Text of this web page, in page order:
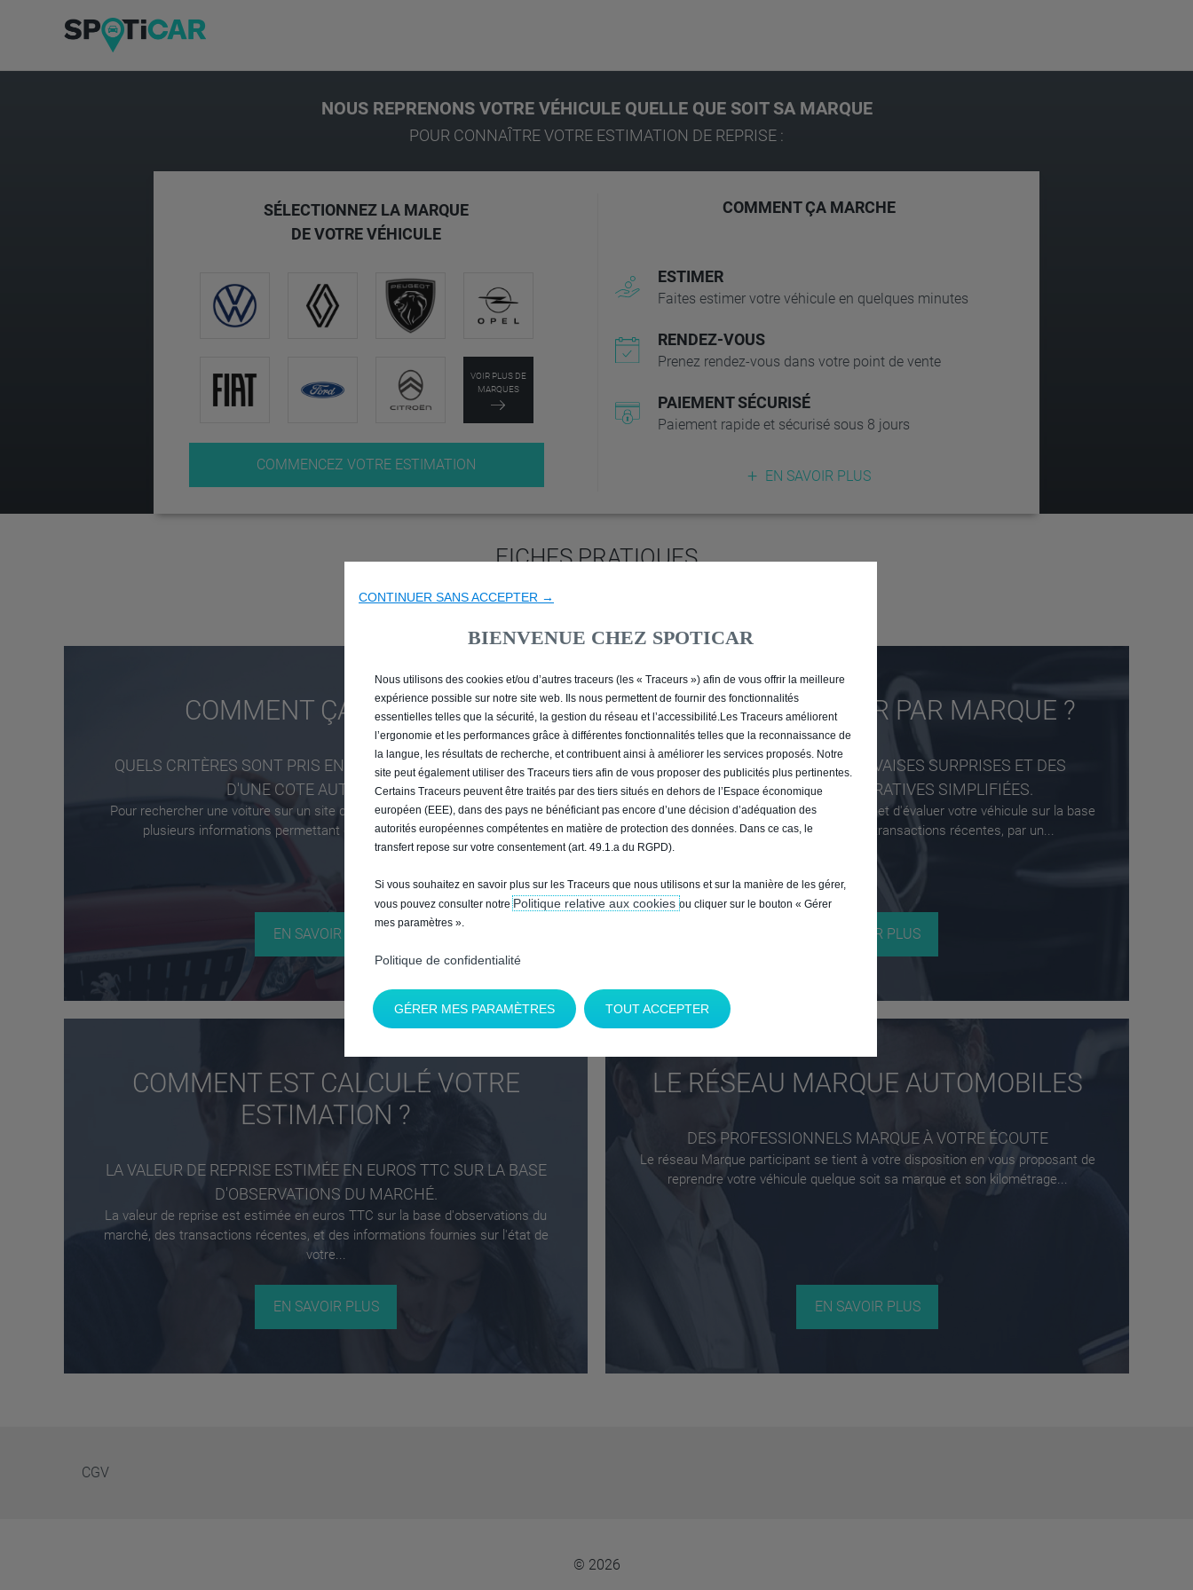
NOUS REPRENONS VOTRE VÉHICULE QUELLE QUE SOIT SA MARQUE
POUR CONNAÎTRE VOTRE ESTIMATION DE REPRISE :
SÉLECTIONNEZ LA MARQUE
DE VOTRE VÉHICULE
VOIR PLUS DE
MARQUES
COMMENCEZ VOTRE ESTIMATION
COMMENT ÇA MARCHE
ESTIMER
Faites estimer votre véhicule en quelques minutes
RENDEZ-VOUS
Prenez rendez-vous dans votre point de vente
PAIEMENT SÉCURISÉ
Paiement rapide et sécurisé sous 8 jours
EN SAVOIR PLUS
FICHES PRATIQUES
ON VOUS AIDE À RÉUSSIR VOTRE REPRISE
COMMENT ÇA MARCHE
QUELS CRITÈRES SONT PRIS EN COMPTE DANS LE CALCUL
D'UNE COTE AUTOMOBILE ?
Pour rechercher une voiture sur un site de petites-annonces, vous indiquez
plusieurs informations permettant d'identifier le modèle exact...
EN SAVOIR PLUS
POURQUOI PASSER PAR MARQUE ?
UNE ALTERNATIVE AUX MAUVAISES SURPRISES ET DES
DÉMARCHES ADMINISTRATIVES SIMPLIFIÉES.
Le service de Reprise Marque vous permet d'évaluer votre véhicule sur la base
d'observations du marché et des transactions récentes, par un...
EN SAVOIR PLUS
COMMENT EST CALCULÉ VOTRE
ESTIMATION ?
LA VALEUR DE REPRISE ESTIMÉE EN EUROS TTC SUR LA BASE
D'OBSERVATIONS DU MARCHÉ.
La valeur de reprise est estimée en euros TTC sur la base d'observations du
marché, des transactions récentes, et des informations fournies sur l'état de
votre...
EN SAVOIR PLUS
LE RÉSEAU MARQUE AUTOMOBILES
DES PROFESSIONNELS MARQUE À VOTRE ÉCOUTE
Le réseau Marque participant se tient à votre disposition en vous proposant de
reprendre votre véhicule quelque soit sa marque et son kilométrage...
EN SAVOIR PLUS
CGV
© 2026
CONTINUER SANS ACCEPTER →
BIENVENUE CHEZ SPOTICAR
Nous utilisons des cookies et/ou d’autres traceurs (les « Traceurs ») afin de vous offrir la meilleure
expérience possible sur notre site web. Ils nous permettent de fournir des fonctionnalités
essentielles telles que la sécurité, la gestion du réseau et l’accessibilité.Les Traceurs améliorent
l’ergonomie et les performances grâce à différentes fonctionnalités telles que la reconnaissance de
la langue, les résultats de recherche, et contribuent ainsi à améliorer les services proposés. Notre
site peut également utiliser des Traceurs tiers afin de vous proposer des publicités plus pertinentes.
Certains Traceurs peuvent être traités par des tiers situés en dehors de l’Espace économique
européen (EEE), dans des pays ne bénéficiant pas encore d’une décision d’adéquation des
autorités européennes compétentes en matière de protection des données. Dans ce cas, le
transfert repose sur votre consentement (art. 49.1.a du RGPD).
Si vous souhaitez en savoir plus sur les Traceurs que nous utilisons et sur la manière de les gérer,
vous pouvez consulter notrePolitique relative aux cookies ou cliquer sur le bouton « Gérer
mes paramètres ».
Politique de confidentialité
GÉRER MES PARAMÈTRES TOUT ACCEPTER